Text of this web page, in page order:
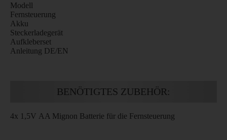
Modell
Fernsteuerung
Akku
Steckerladegerät
Aufkleberset
Anleitung DE/EN
BENÖTIGTES ZUBEHÖR:
4x 1,5V AA Mignon Batterie für die Fernsteuerung